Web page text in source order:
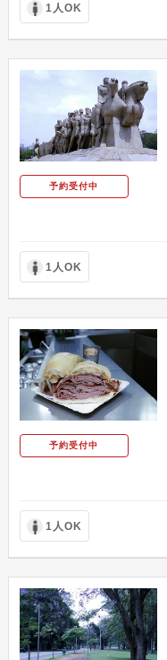
1人OK
予約受付中
1人OK
予約受付中
1人OK